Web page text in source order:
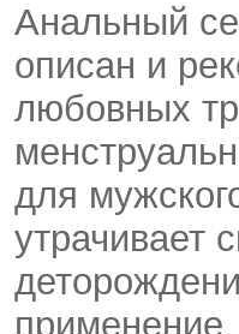
Анальный
описан и
любовных
для
утрачивает